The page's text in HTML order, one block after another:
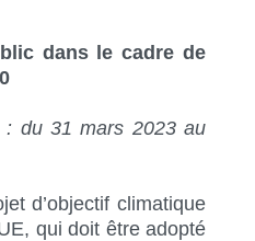
dans le cadre de
: du 31 mars 2023 au
d’objectif climatique
qui doit être adopté